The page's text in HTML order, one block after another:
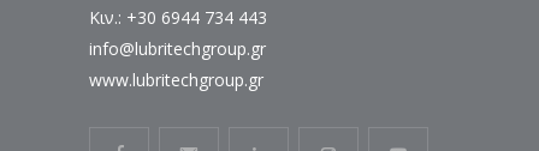
Κιν.: +30 6944 734 443
info@lubritechgroup.gr
www.lubritechgroup.gr